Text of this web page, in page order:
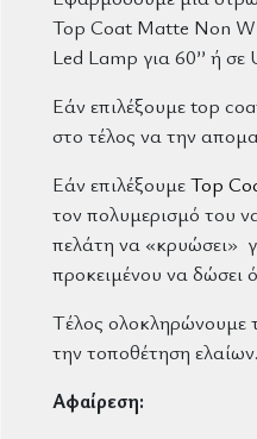
Top Coat Matte Non
Led Lamp για 60’’ ή σε
Εάν επιλέξουμε top
στο τέλος να την
Εάν επιλέξουμεTop
τον πολυμερισμό του
πελάτη να «κρυώσει»
προκειμένου να δώσει
Τέλος ολοκληρώνουμε
την τοποθέτηση ελαίων.
Αφαίρεση: